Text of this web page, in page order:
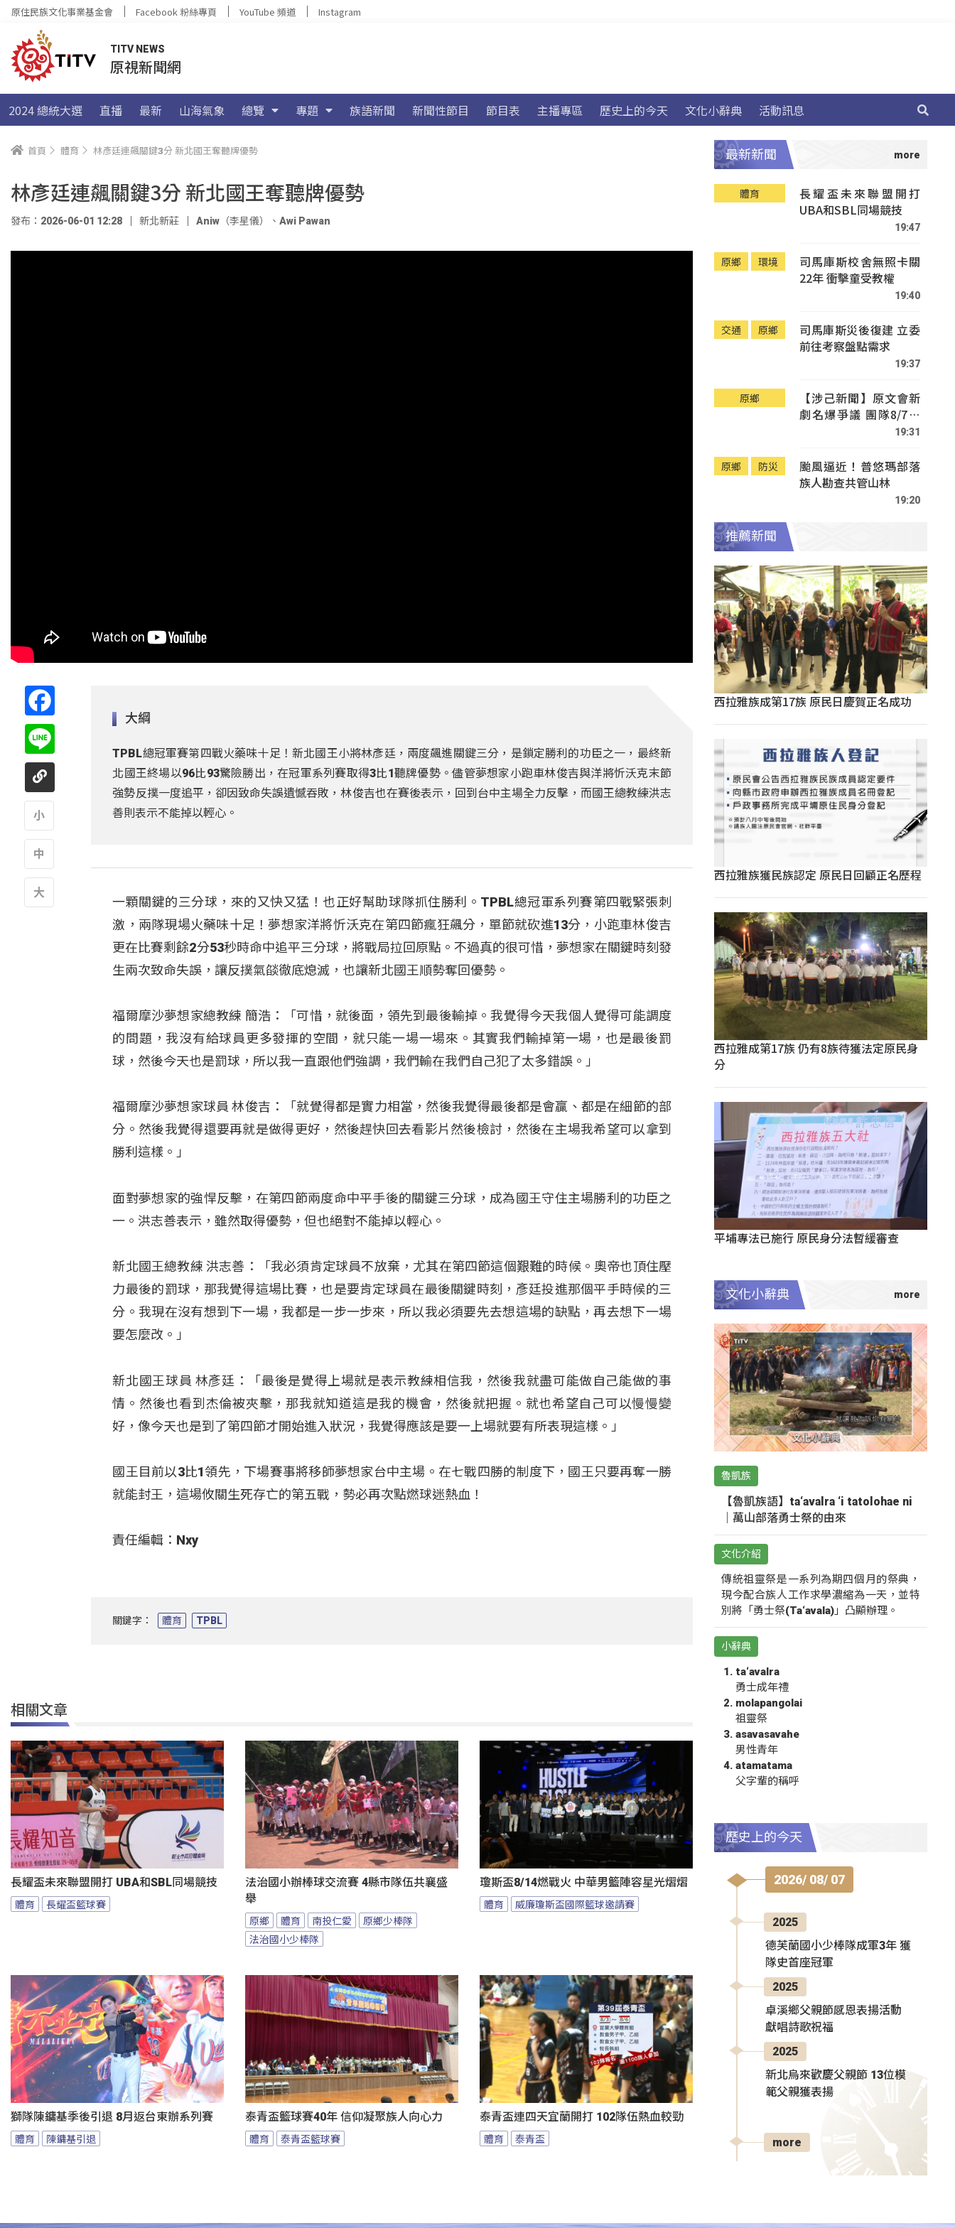
原住民族文化事業基金會 Facebook 粉絲專頁 YouTube 頻道 Instagram
TITV NEWS
原視新聞網
2024 總統大選 直播 最新 山海氣象 總覽 專題 族語新聞 新聞性節目 節目表 主播專區 歷史上的今天 文化小辭典 活動訊息
首頁 體育 林彥廷連飆關鍵3分 新北國王奪聽牌優勢
林彥廷連飆關鍵3分 新北國王奪聽牌優勢
發布：2026-06-01 12:28 新北新莊 Aniw（李星儀） 、 Awi Pawan
大綱
TPBL總冠軍賽第四戰火藥味十足！新北國王小將林彥廷，兩度飆進關鍵三分，是鎖定勝利的功臣之一，最終新
北國王終場以96比93驚險勝出，在冠軍系列賽取得3比1聽牌優勢。儘管夢想家小跑車林俊吉與洋將忻沃克末節
強勢反撲一度追平，卻因致命失誤遺憾吞敗，林俊吉也在賽後表示，回到台中主場全力反擊，而國王總教練洪志
善則表示不能掉以輕心。
一顆關鍵的三分球，來的又快又猛！也正好幫助球隊抓住勝利。TPBL總冠軍系列賽第四戰緊張刺
激，兩隊現場火藥味十足！夢想家洋將忻沃克在第四節瘋狂飆分，單節就砍進13分，小跑車林俊吉
更在比賽剩餘2分53秒時命中追平三分球，將戰局拉回原點。不過真的很可惜，夢想家在關鍵時刻發
生兩次致命失誤，讓反撲氣燄徹底熄滅，也讓新北國王順勢奪回優勢。
福爾摩沙夢想家總教練 簡浩：「可惜，就後面，領先到最後輸掉。我覺得今天我個人覺得可能調度
的問題，我沒有給球員更多發揮的空間，就只能一場一場來。其實我們輸掉第一場，也是最後罰
球，然後今天也是罰球，所以我一直跟他們強調，我們輸在我們自己犯了太多錯誤 。」
福爾摩沙夢想家球員 林俊吉：「就覺得都是實力相當，然後我覺得最後都是會贏、都是在細節的部
分。然後我覺得還要再就是做得更好，然後趕快回去看影片然後檢討，然後在主場我希望可以拿到
勝利這樣。」
面對夢想家的強悍反擊，在第四節兩度命中平手後的關鍵三分球，成為國王守住主場勝利的功臣之
一 。洪志善表示，雖然取得優勢，但也絕對不能掉以輕心 。
新北國王總教練 洪志善：「我必須肯定球員不放棄，尤其在第四節這個艱難的時候。奧帝也頂住壓
力最後的罰球，那我覺得這場比賽，也是要肯定球員在最後關鍵時刻，彥廷投進那個平手時候的三
分。我現在沒有想到下一場，我都是一步一步來，所以我必須要先去想這場的缺點，再去想下一場
要怎麼改 。」
新北國王球員 林彥廷：「最後是覺得上場就是表示教練相信我，然後我就盡可能做自己能做的事
情。然後也看到杰倫被夾擊，那我就知道這是我的機會，然後就把握。就也希望自己可以慢慢變
好，像今天也是到了第四節才開始進入狀況，我覺得應該是要一上場就要有所表現這樣。」
國王目前以3比1領先，下場賽事將移師夢想家台中主場 。在七戰四勝的制度下，國王只要再奪一勝
就能封王，這場攸關生死存亡的第五戰，勢必再次點燃球迷熱血 ！
責任編輯：Nxy
關鍵字： 體育 TPBL
相關文章
長耀盃未來聯盟開打 UBA和SBL同場競技
體育 長耀盃籃球賽
法治國小辦棒球交流賽 4縣市隊伍共襄盛
舉
原鄉 體育 南投仁愛
原鄉少棒隊
法治國小少棒隊
瓊斯盃8/14燃戰火 中華男籃陣容星光熠熠
體育 威廉瓊斯盃國際籃球邀請賽
獅隊陳鏞基季後引退 8月返台東辦系列賽
體育 陳鏞基引退
泰青盃籃球賽40年 信仰凝聚族人向心力
體育 泰青盃籃球賽
泰青盃連四天宜蘭開打 102隊伍熱血較勁
體育 泰青盃
最新新聞
體育
長耀盃未來聯盟開打
UBA和SBL同場競技
19:47
原鄉 環境
司馬庫斯校舍無照卡關
22年 衝擊童受教權
19:40
交通 原鄉
司馬庫斯災後復建 立委
前往考察盤點需求
19:37
原鄉
【涉己新聞】原文會新
劇名爆爭議 團隊8/7赴
19:31
原鄉 防災
颱風逼近！普悠瑪部落
族人勘查共管山林
19:20
推薦新聞
西拉雅族成第17族 原民日慶賀正名成功
西拉雅族獲民族認定 原民日回顧正名歷程
西拉雅成第17族 仍有8族待獲法定原民身
分
平埔專法已施行 原民身分法暫緩審查
文化小辭典
魯凱族
【魯凱族語】ta‘avalra ‘i tatolohae ni
｜萬山部落勇士祭的由來
文化介紹
傳統祖靈祭是一系列為期四個月的祭典，
現今配合族人工作求學濃縮為一天，並特
別將「勇士祭(Ta‘avala)」凸顯辦理。
小辭典
ta‘avalra
勇士成年禮
molapangolai
祖靈祭
asavasavahe
男性青年
atamatama
父字輩的稱呼
歷史上的今天
2026/ 08/ 07
2025
德芙蘭國小少棒隊成軍3年 獲
隊史首座冠軍
2025
卓溪鄉父親節感恩表揚活動
獻唱詩歌祝福
2025
新北烏來歡慶父親節 13位模
範父親獲表揚
more